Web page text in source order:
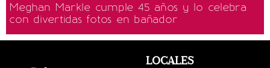
Meghan Markle cumple 45 años y lo celebra
con divertidas fotos en bañador
LOCALES